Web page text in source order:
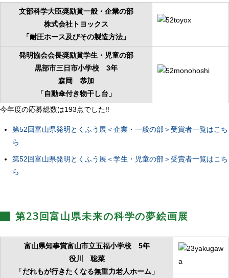
文部科学大臣奨励賞一般・企業の部
株式会社トヨックス
「耐圧ホース及びその製造方法」
発明協会会長奨励賞学生・児童の部
黒部市三日市小学校 3年
森岡 恭加
「自動傘付き物干し台」
今年度の応募総数は193点でした!!
第52回富山県発明とくふう展＜企業・一般の部＞受賞者一覧はこち
ら
第52回富山県発明とくふう展＜学生・児童の部＞受賞者一覧はこち
ら
第23回富山県未来の科学の夢絵画展
富山県知事賞富山市立五福小学校 5年
役川 聡菜
「だれもが行きたくなる無重力老人ホーム」